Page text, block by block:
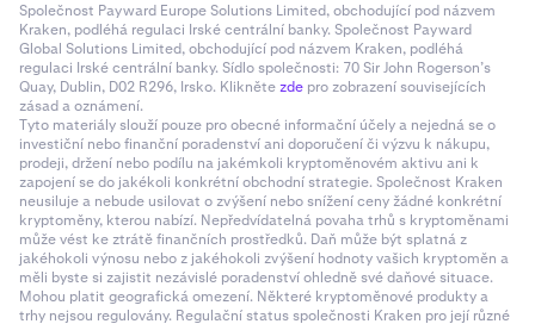
Společnost Payward Europe Solutions Limited, obchodující pod názvem
Kraken, podléhá regulaci Irské centrální banky. Společnost Payward
Global Solutions Limited, obchodující pod názvem Kraken, podléhá
regulaci Irské centrální banky. Sídlo společnosti: 70 Sir John Rogerson’s
Quay, Dublin, D02 R296, Irsko. Kliknětezde pro zobrazení souvisejících
zásad a oznámení.
Tyto materiály slouží pouze pro obecné informační účely a nejedná se o
investiční nebo finanční poradenství ani doporučení či výzvu k nákupu,
prodeji, držení nebo podílu na jakémkoli kryptoměnovém aktivu ani k
zapojení se do jakékoli konkrétní obchodní strategie. Společnost Kraken
neusiluje a nebude usilovat o zvýšení nebo snížení ceny žádné konkrétní
kryptoměny, kterou nabízí. Nepředvídatelná povaha trhů s kryptoměnami
může vést ke ztrátě finančních prostředků. Daň může být splatná z
jakéhokoli výnosu nebo z jakéhokoli zvýšení hodnoty vašich kryptoměn a
měli byste si zajistit nezávislé poradenství ohledně své daňové situace.
Mohou platit geografická omezení. Některé kryptoměnové produkty a
trhy nejsou regulovány. Regulační status společnosti Kraken pro její různé